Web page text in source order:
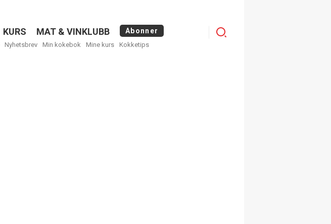
KURS MAT & VINKLUBB Abonner
Nyhetsbrev Min kokebok Mine kurs Kokketips
Menu